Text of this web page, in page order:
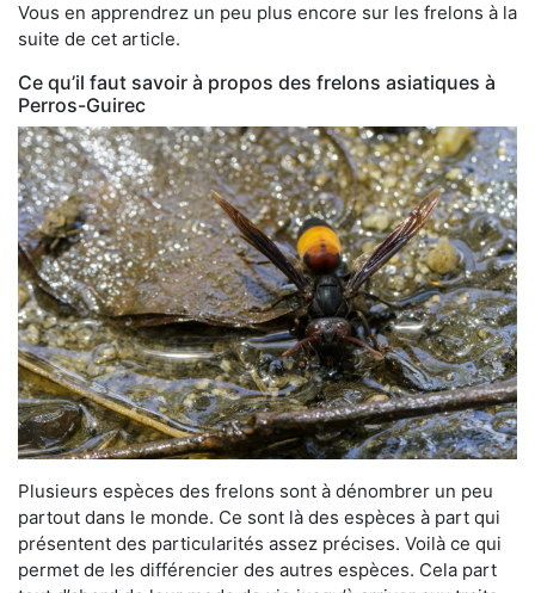
Vous en apprendrez un peu plus encore sur les frelons à la
suite de cet article.
Ce qu’il faut savoir à propos des frelons asiatiques à
Perros-Guirec
Plusieurs espèces des frelons sont à dénombrer un peu
partout dans le monde. Ce sont là des espèces à part qui
présentent des particularités assez précises. Voilà ce qui
permet de les différencier des autres espèces. Cela part